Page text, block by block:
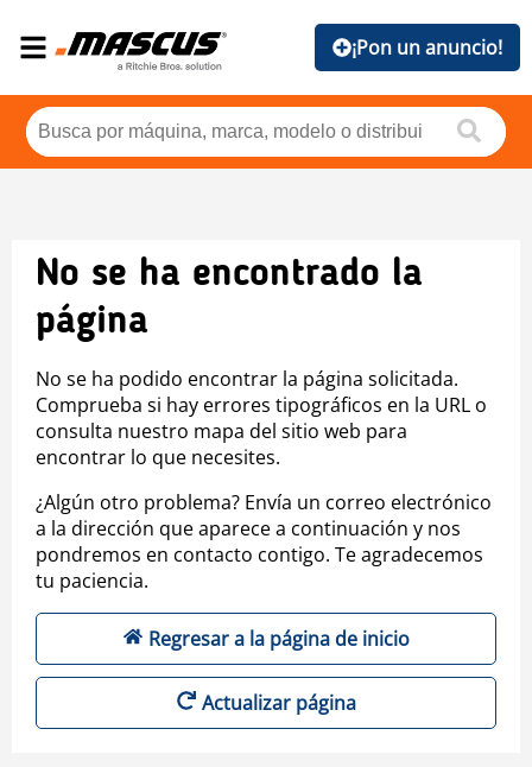
¡Pon un anuncio!
No se ha encontrado la
página
No se ha podido encontrar la página solicitada.
Comprueba si hay errores tipográficos en la URL o
consulta nuestro mapa del sitio web para
encontrar lo que necesites.
¿Algún otro problema? Envía un correo electrónico
a la dirección que aparece a continuación y nos
pondremos en contacto contigo. Te agradecemos
tu paciencia.
Regresar a la página de inicio
Actualizar página